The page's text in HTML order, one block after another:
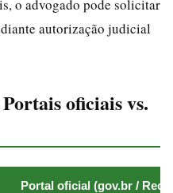
o advogado pode solicitar
autorização judicial
oficiais vs.
Portal oficial (gov.br /